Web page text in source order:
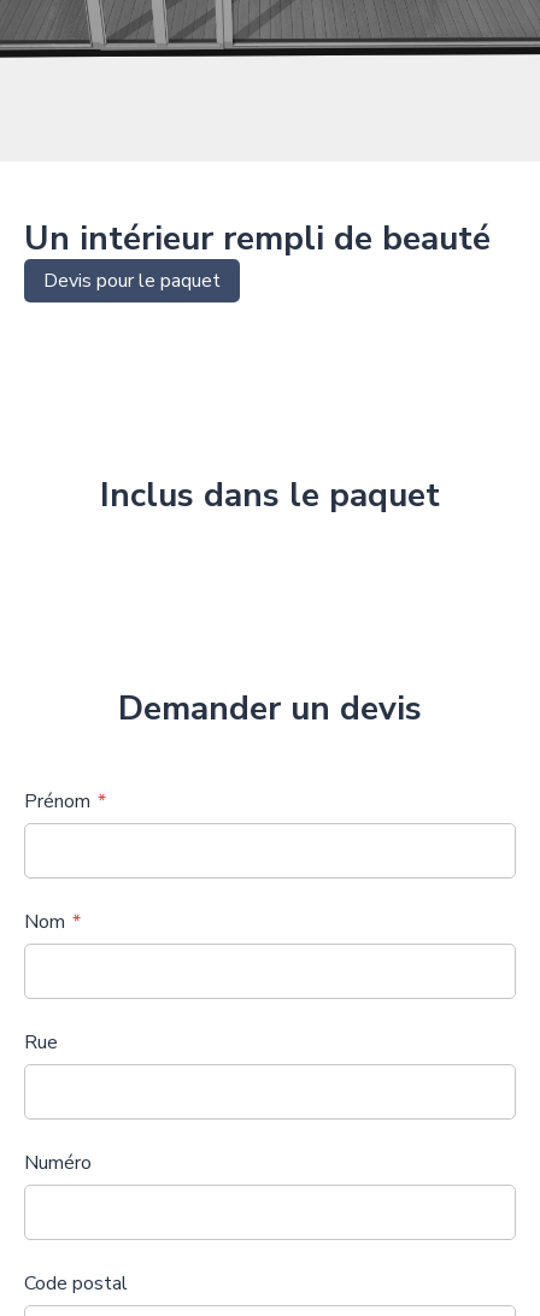
Un intérieur rempli de beauté
Devis pour le paquet
Inclus dans le paquet
Demander un devis
Prénom
Nom
Rue
Numéro
Code postal